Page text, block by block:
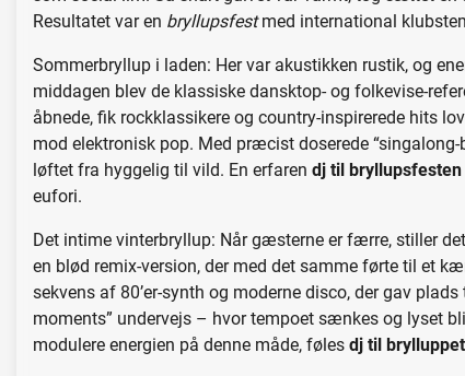
Resultatet var en bryllupsfestmed international
Sommerbryllup i laden: Her var akustikken rustik, og
middagen blev de klassiske dansktop- og folkevise-
åbnede, fik rockklassikere og country-inspirerede hits
mod elektronisk pop. Med præcist doserede
løftet fra hyggelig til vild. En erfaren dj til bryllupsfesten
eufori.
Det intime vinterbryllup: Når gæsterne er færre, stiller
en blød remix-version, der med det samme førte til et
sekvens af 80’er-synth og moderne disco, der gav
moments” undervejs – hvor tempoet sænkes og lyset
modulere energien på denne måde, føles dj til brylluppet